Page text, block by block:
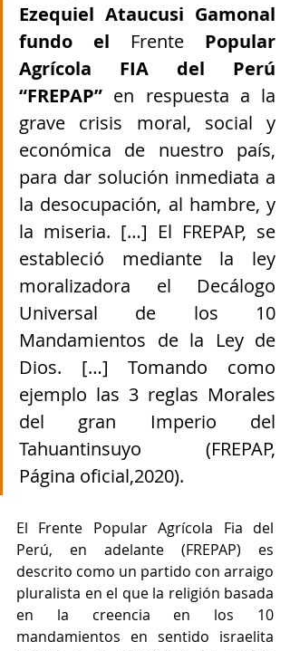
Ezequiel Ataucusi Gamonal
fundo el Frente Popular
Agrícola FIA del Perú
“FREPAP” en respuesta a la
grave crisis moral, social y
económica de nuestro país,
para dar solución inmediata a
la desocupación, al hambre, y
la miseria. […] El FREPAP, se
estableció mediante la ley
moralizadora el Decálogo
Universal de los 10
Mandamientos de la Ley de
Dios. […] Tomando como
ejemplo las 3 reglas Morales
del gran Imperio del
Tahuantinsuyo (FREPAP,
Página oficial,2020).
El Frente Popular Agrícola Fia del
Perú, en adelante (FREPAP) es
descrito como un partido con arraigo
pluralista en el que la religión basada
en la creencia en los 10
mandamientos en sentido israelita